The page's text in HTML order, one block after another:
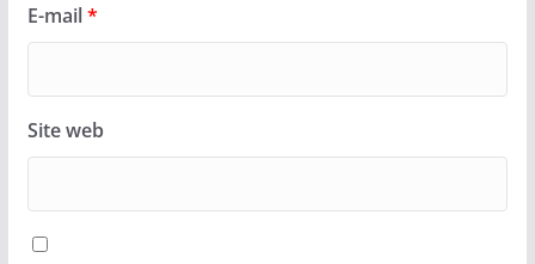
E-mail*
Site web